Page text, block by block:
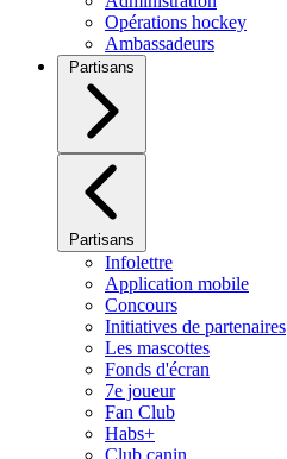
Opérations hockey
Ambassadeurs
Partisans
Partisans
Infolettre
Application mobile
Concours
Initiatives de partenaires
Les mascottes
Fonds d'écran
7e joueur
Fan Club
Habs+
Club canin